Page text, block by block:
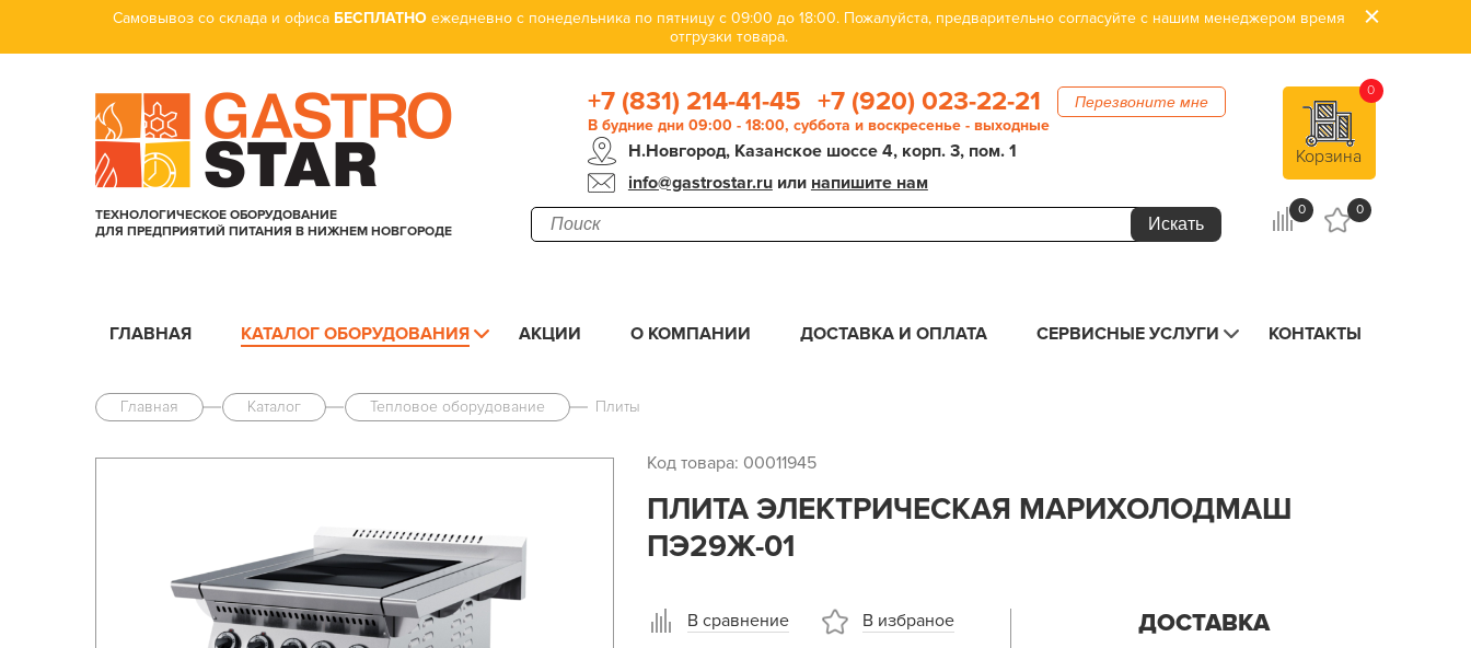
Самовывоз со склада и офиса БЕСПЛАТНО ежедневно с понедельника по пятницу с 09:00 до 18:00. Пожалуйста, предварительно согласуйте с нашим менеджером время
отгрузки товара.
ТЕХНОЛОГИЧЕСКОЕ ОБОРУДОВАНИЕ
ДЛЯ ПРЕДПРИЯТИЙ ПИТАНИЯ В НИЖНЕМ НОВГОРОДЕ
+7 (831) 214-41-45 +7 (920) 023-22-21 Перезвоните мне
В будние дни 09:00 - 18:00, суббота и воскресенье - выходные
Н.Новгород, Казанское шоссе 4, корп. 3, пом. 1
info@gastrostar.ruили напишите нам
Корзина
0
0 0
ГЛАВНАЯ КАТАЛОГ ОБОРУДОВАНИЯ АКЦИИ О КОМПАНИИ ДОСТАВКА И ОПЛАТА СЕРВИСНЫЕ УСЛУГИ КОНТАКТЫ
Главная Каталог Тепловое оборудование Плиты
Код товара: 00011945
ПЛИТА ЭЛЕКТРИЧЕСКАЯ МАРИХОЛОДМАШ
ПЭ29Ж-01
В сравнение В избраное ДОСТАВКА